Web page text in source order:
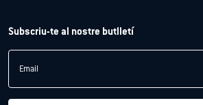
Subscriu-te al nostre butlletí
Email